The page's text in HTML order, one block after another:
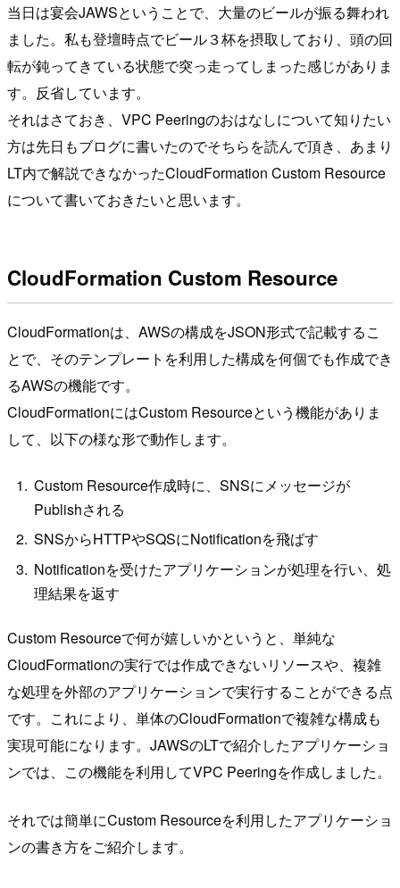
当日は宴会JAWSということで、大量のビールが振る舞われ
ました。私も登壇時点でビール３杯を摂取しており、頭の回
転が鈍ってきている状態で突っ走ってしまった感じがありま
す。反省しています。
それはさておき、VPC Peeringのおはなしについて知りたい
方は先日もブログに書いたのでそちらを読んで頂き、あまり
LT内で解説できなかったCloudFormation Custom Resource
について書いておきたいと思います。
CloudFormation Custom Resource
CloudFormationは、AWSの構成をJSON形式で記載するこ
とで、そのテンプレートを利用した構成を何個でも作成でき
るAWSの機能です。
CloudFormationにはCustom Resourceという機能がありま
して、以下の様な形で動作します。
Custom Resource作成時に、SNSにメッセージが
Publishされる
SNSからHTTPやSQSにNotificationを飛ばす
Notificationを受けたアプリケーションが処理を行い、処
理結果を返す
Custom Resourceで何が嬉しいかというと、単純な
CloudFormationの実行では作成できないリソースや、複雑
な処理を外部のアプリケーションで実行することができる点
です。これにより、単体のCloudFormationで複雑な構成も
実現可能になります。JAWSのLTで紹介したアプリケーショ
ンでは、この機能を利用してVPC Peeringを作成しました。
それでは簡単にCustom Resourceを利用したアプリケーショ
ンの書き方をご紹介します。